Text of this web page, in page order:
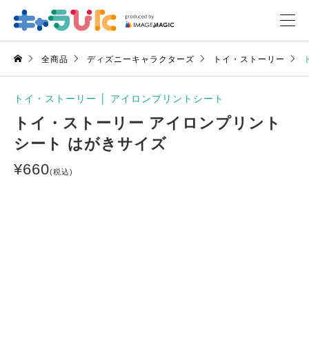
全商品 ディズニーキャラクターズ トイ・ストーリー
トイ・ストーリー アイロンプリントシート
トイ・ストーリー アイロンプリント
シート はがきサイズ
¥660(税込)